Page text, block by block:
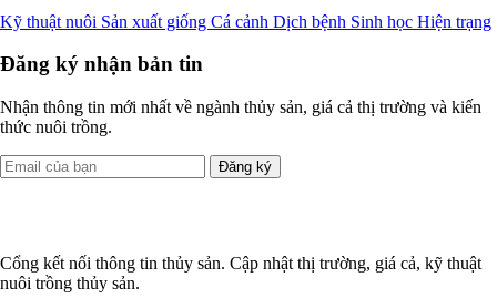
Kỹ thuật nuôi Sản xuất giống Cá cảnh Dịch bệnh Sinh học Hiện trạng
Đăng ký nhận bản tin
Nhận thông tin mới nhất về ngành thủy sản, giá cả thị trường và kiến
thức nuôi trồng.
Đăng ký
Cổng kết nối thông tin thủy sản. Cập nhật thị trường, giá cả, kỹ thuật
nuôi trồng thủy sản.